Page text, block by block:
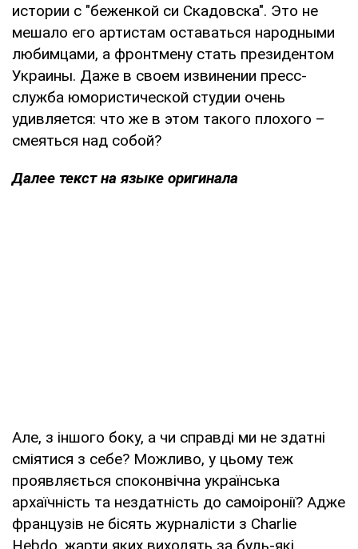
истории с "беженкой си Скадовска". Это не
мешало его артистам оставаться народными
любимцами, а фронтмену стать президентом
Украины. Даже в своем извинении пресс-
служба юмористической студии очень
удивляется: что же в этом такого плохого –
смеяться над собой?
Далее текст на языке оригинала
Але, з іншого боку, а чи справді ми не здатні
сміятися з себе? Можливо, у цьому теж
проявляється споконвічна українська
архаїчність та нездатність до самоіронії? Адже
французів не бісять журналісти з Charlie
Hebdo, жарти яких виходять за будь-які